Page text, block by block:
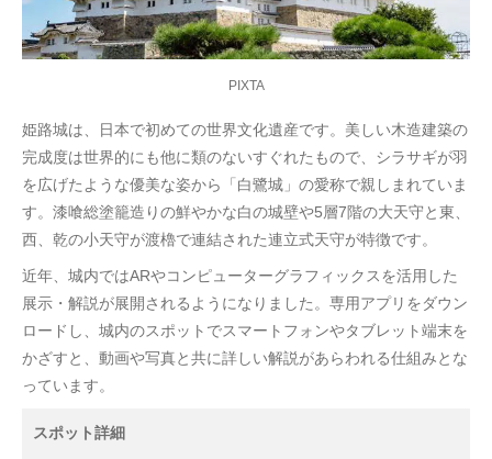
PIXTA
姫路城は、日本で初めての世界文化遺産です。美しい木造建築の
完成度は世界的にも他に類のないすぐれたもので、シラサギが羽
を広げたような優美な姿から「白鷺城」の愛称で親しまれていま
す。漆喰総塗籠造りの鮮やかな白の城壁や5層7階の大天守と東、
西、乾の小天守が渡櫓で連結された連立式天守が特徴です。
近年、城内ではARやコンピューターグラフィックスを活用した
展示・解説が展開されるようになりました。専用アプリをダウン
ロードし、城内のスポットでスマートフォンやタブレット端末を
かざすと、動画や写真と共に詳しい解説があらわれる仕組みとな
っています。
スポット詳細